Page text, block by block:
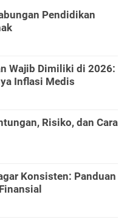
Pendidikan
Wajib Dimiliki di 2026:
Inflasi Medis
Risiko, dan Cara
Konsisten: Panduan